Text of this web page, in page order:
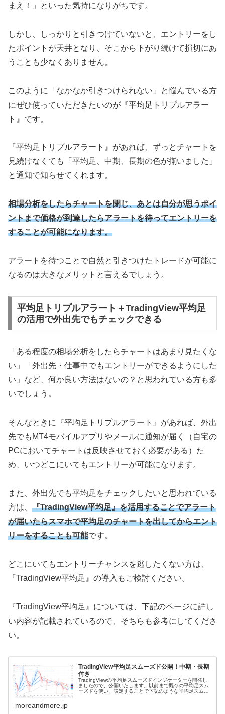
まえ！」といった気持になりがちです。
しかし、しっかりと引きつけていないと、エントリーをし
たポイントが天井となり、そこから下がり続けて損切にあ
うことも少なくありません。
このように「なかなか引きつけられない」と悩んでいる方
にぜひ使っていただきたいのが『平均足トリプルアラー
ト』です。
『平均足トリプルアラート』があれば、ずっとチャートを
見続けなくても「平均足、中期、長期の色が揃いました」
と通知で知らせてくれます。
相場分析をしたらチャートを閉じ、あとは自分が思うポイ
ントまで価格が到達したらアラートを待ってエントリーを
することが可能になります。
アラートを待つことで自然と引きつけたトレードが可能に
なるのは大きなメリットと言えるでしょう。
平均足トリプルアラート＋TradingView平均足
の活用で外出先でもチェックできる
「ある程度の相場分析をしたらチャートはあまり見たくな
い」「外出先・仕事中でもエントリーができるようにした
い」など、何か良い方法はないの？と思われている方も多
いでしょう。
そんなときに『平均足トリプルアラート』があれば、外出
先でもMT4モバイルアプリやメールに通知が届く（自宅の
PCにおいてチャートは反映させておく必要がある）た
め、いつどこにいてもエントリーが可能になります。
また、外出先でも平均足をチェックしたいと思われている
方は、 『TradingView平均足』を活用することでアラート
が届いたらスマホで平均足のチャートを出してからエント
リーをすることも可能です。
どこにいてもエントリーチャンスを逃したくない方は、
『TradingView平均足』の導入もご検討ください。
『TradingView平均足』については、下記のページに詳し
い内容が記載されているので、そちらも参考にしてくださ
い。
TradingView平均足スムーズド公開！中期・長期
付き
TradingViewの平均足スムーズドインジケーターを開発し
ましたので、公開いたします。以前まで既存の平均足スム
ーズドを使い、設定することで下記のような平均足スムー
moreandmore.jp